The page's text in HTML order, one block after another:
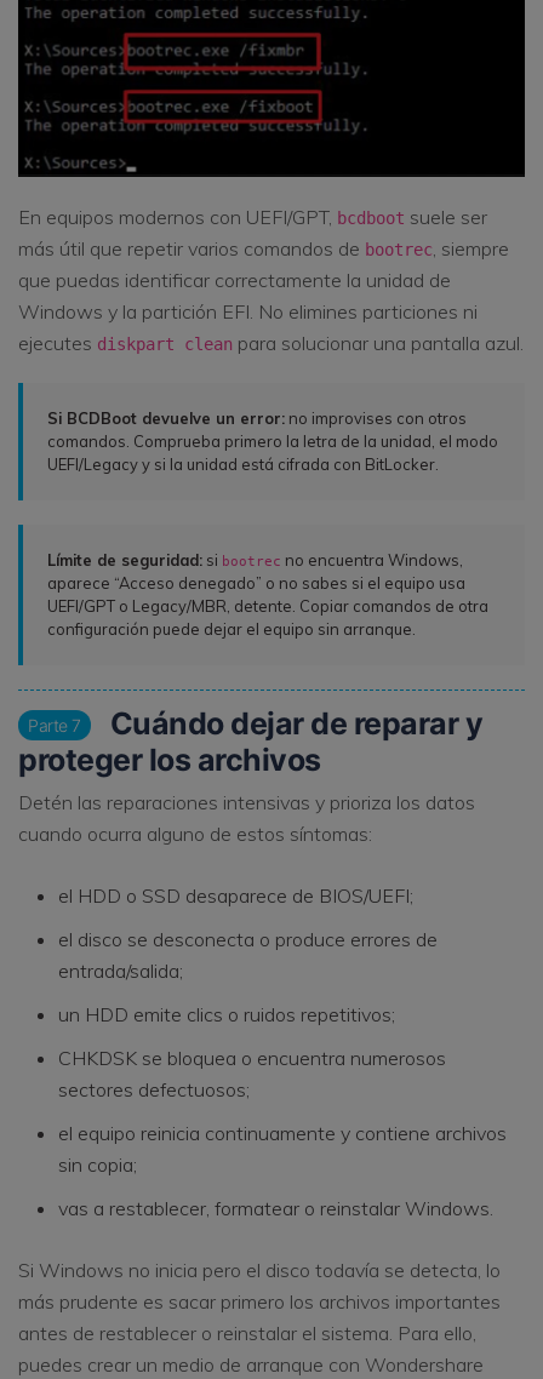
En equipos modernos con UEFI/GPT, bcdboot suele ser
más útil que repetir varios comandos de bootrec , siempre
que puedas identificar correctamente la unidad de
Windows y la partición EFI. No elimines particiones ni
ejecutes diskpart clean para solucionar una pantalla azul.
Si BCDBoot devuelve un error: no improvises con otros
comandos. Comprueba primero la letra de la unidad, el modo
UEFI/Legacy y si la unidad está cifrada con BitLocker.
Límite de seguridad: si bootrec no encuentra Windows,
aparece “Acceso denegado” o no sabes si el equipo usa
UEFI/GPT o Legacy/MBR, detente. Copiar comandos de otra
configuración puede dejar el equipo sin arranque.
Parte 7
Cuándo dejar de reparar y
proteger los archivos
Detén las reparaciones intensivas y prioriza los datos
cuando ocurra alguno de estos síntomas:
el HDD o SSD desaparece de BIOS/UEFI;
el disco se desconecta o produce errores de
entrada/salida;
un HDD emite clics o ruidos repetitivos;
CHKDSK se bloquea o encuentra numerosos
sectores defectuosos;
el equipo reinicia continuamente y contiene archivos
sin copia;
vas a restablecer, formatear o reinstalar Windows.
Si Windows no inicia pero el disco todavía se detecta, lo
más prudente es sacar primero los archivos importantes
antes de restablecer o reinstalar el sistema. Para ello,
puedes crear un medio de arranque con Wondershare